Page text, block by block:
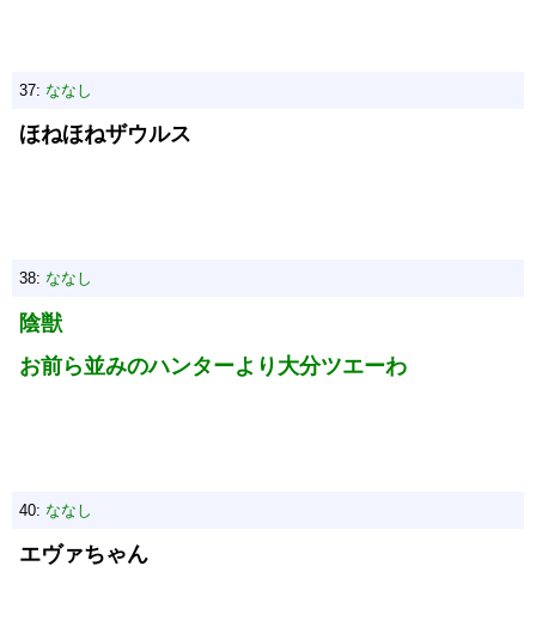
37: ななし
ほねほねザウルス
38: ななし
陰獣
お前ら並みのハンターより大分ツエーわ
40: ななし
エヴァちゃん